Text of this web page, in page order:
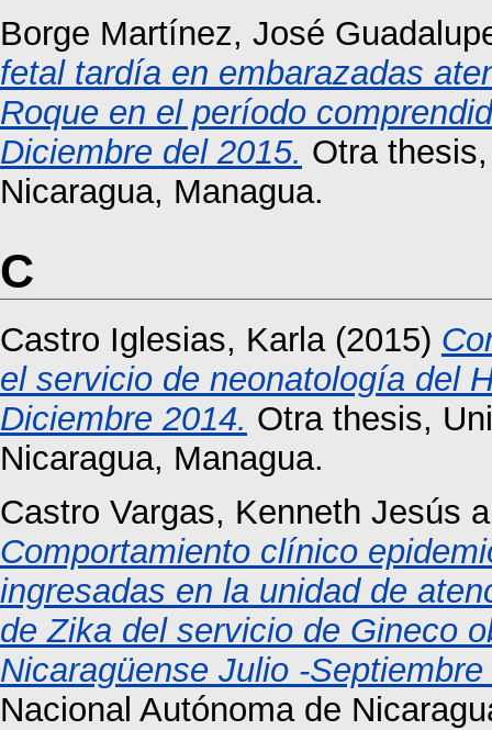
Borge Martínez, José
fetal tardía en embarazadas
Roque en el período
Diciembre del 2015. Otra
Nicaragua, Managua.
C
Castro Iglesias, Karla(2015)
el servicio de neonatología del
Diciembre 2014. Otra thesis,
Nicaragua, Managua.
Castro Vargas, Kenneth Jesús
Comportamiento clínico
ingresadas en la unidad de
de Zika del servicio de Gineco
Nicaragüense Julio -
Nacional Autónoma de